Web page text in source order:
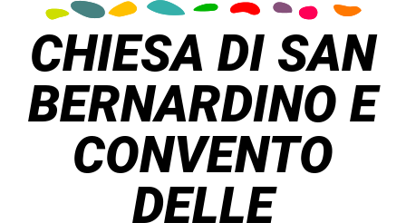
CHIESA DI SAN
BERNARDINO E
CONVENTO
DELLE